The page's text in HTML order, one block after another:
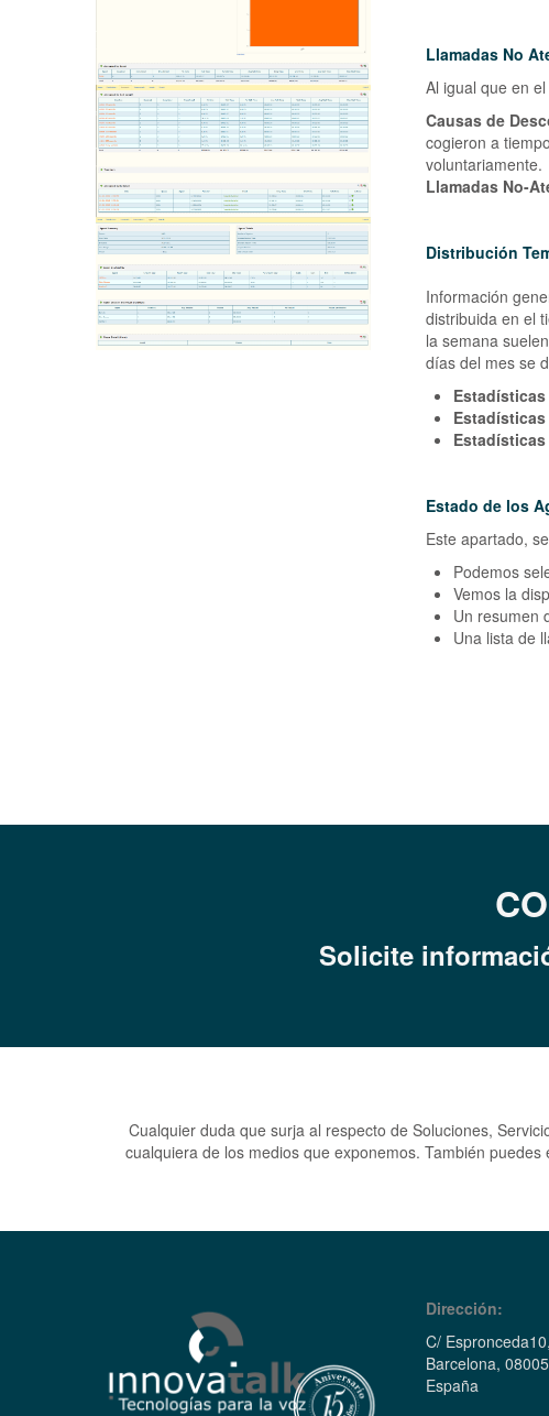
Llamadas No
Al igual que en
Causas de
cogieron a
voluntariamente.
Llamadas No-
Distribución
Información
distribuida en el
la semana
días del mes se
Estado de los
Este apartado,
Podemos
Vemos la
Un resumen
Una lista de
Solicite
Cualquier duda que surja al respecto de Soluciones,
cualquiera de los medios que exponemos. También puedes
Dirección:
C/
Barcelona, 08005
España